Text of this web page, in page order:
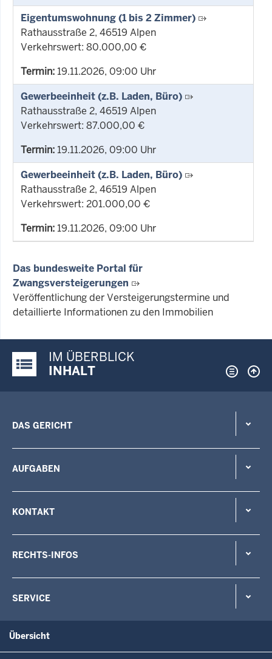
Eigentumswohnung (1 bis 2 Zimmer)
Rathausstraße 2, 46519 Alpen
Verkehrswert: 80.000,00 €
Termin:19.11.2026, 09:00 Uhr
Gewerbeeinheit (z.B. Laden, Büro)
Rathausstraße 2, 46519 Alpen
Verkehrswert: 87.000,00 €
Termin:19.11.2026, 09:00 Uhr
Gewerbeeinheit (z.B. Laden, Büro)
Rathausstraße 2, 46519 Alpen
Verkehrswert: 201.000,00 €
Termin:19.11.2026, 09:00 Uhr
Das bundesweite Portal für
Zwangsversteigerungen
Veröffentlichung der Versteigerungstermine und
detaillierte Informationen zu den Immobilien
Justiz-Portal im Überblick:
IM ÜBERBLICK
INHALT
DAS GERICHT
AUFGABEN
KONTAKT
RECHTS-INFOS
SERVICE
Übersicht